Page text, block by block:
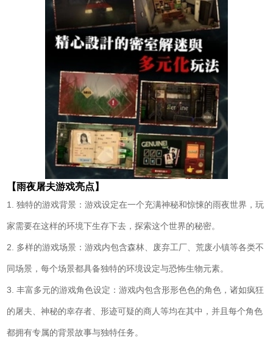
【雨夜屠夫游戏亮点】
1. 独特的游戏背景：游戏设定在一个充满神秘和惊悚的雨夜世界，玩
家需要在这样的环境下生存下去，探索这个世界的秘密。
2. 多样的游戏场景：游戏内包含森林、废弃工厂、荒废小镇等各类不
同场景，每个场景都具备独特的环境设定与恐怖生物元素。
3. 丰富多元的游戏角色设定：游戏内包含形形色色的角色，诸如疯狂
的屠夫、神秘的幸存者、形迹可疑的商人等均在其中，并且每个角色
都拥有专属的背景故事与独特任务。